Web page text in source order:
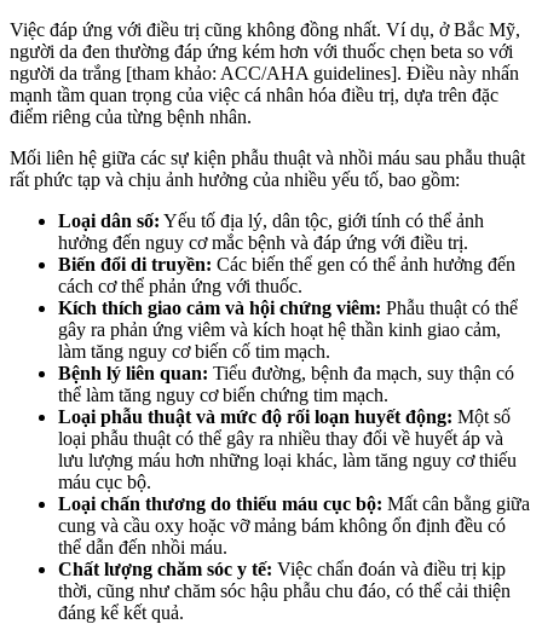
Việc đáp ứng với điều trị cũng không đồng nhất. Ví dụ, ở Bắc Mỹ,
người da đen thường đáp ứng kém hơn với thuốc chẹn beta so với
người da trắng [tham khảo: ACC/AHA guidelines]. Điều này nhấn
mạnh tầm quan trọng của việc cá nhân hóa điều trị, dựa trên đặc
điểm riêng của từng bệnh nhân.
Mối liên hệ giữa các sự kiện phẫu thuật và nhồi máu sau phẫu thuật
rất phức tạp và chịu ảnh hưởng của nhiều yếu tố, bao gồm:
Loại dân số: Yếu tố địa lý, dân tộc, giới tính có thể ảnh
hưởng đến nguy cơ mắc bệnh và đáp ứng với điều trị.
Biến đổi di truyền: Các biến thể gen có thể ảnh hưởng đến
cách cơ thể phản ứng với thuốc.
Kích thích giao cảm và hội chứng viêm: Phẫu thuật có thể
gây ra phản ứng viêm và kích hoạt hệ thần kinh giao cảm,
làm tăng nguy cơ biến cố tim mạch.
Bệnh lý liên quan: Tiểu đường, bệnh đa mạch, suy thận có
thể làm tăng nguy cơ biến chứng tim mạch.
Loại phẫu thuật và mức độ rối loạn huyết động: Một số
loại phẫu thuật có thể gây ra nhiều thay đổi về huyết áp và
lưu lượng máu hơn những loại khác, làm tăng nguy cơ thiếu
máu cục bộ.
Loại chấn thương do thiếu máu cục bộ: Mất cân bằng giữa
cung và cầu oxy hoặc vỡ mảng bám không ổn định đều có
thể dẫn đến nhồi máu.
Chất lượng chăm sóc y tế: Việc chẩn đoán và điều trị kịp
thời, cũng như chăm sóc hậu phẫu chu đáo, có thể cải thiện
đáng kể kết quả.